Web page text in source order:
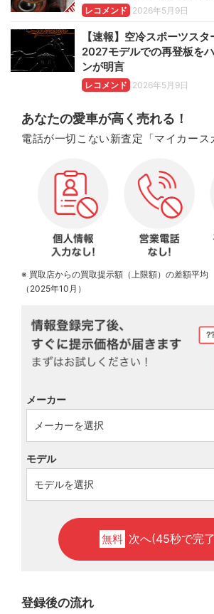
レコメンド 2026年5月9日
【速報】空冷スポーツスタ
2027モデルでの再登板を
ンが明言
レコメンド 2026年5月9日
あなたの愛車が高く売れる！
電話が一切こない新査定「マイカース
※ 買取店からの買取提示額（上限額）の差額平均
（2025年10月）
メーカー
モデル
無料 次へ(45秒で完
登録後の流れ